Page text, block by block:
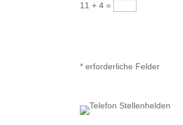
11 + 4 =
* erforderliche Felder